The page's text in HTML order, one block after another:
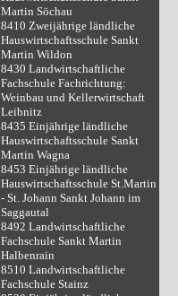
Martin Söchau
8410 Zweijährige ländliche
Hauswirtschaftsschule Sankt
Martin Wildon
8430 Landwirtschaftliche
Fachschule Fachrichtung:
Weinbau und Kellerwirtschaft
Leibnitz
8435 Einjährige ländliche
Hauswirtschaftsschule Sankt
Martin Wagna
8453 Einjährige ländliche
Hauswirtschaftsschule St.Martin
- St. Johann Sankt Johann im
Saggautal
8492 Landwirtschaftliche
Fachschule Sankt Martin
Halbenrain
8510 Landwirtschaftliche
Fachschule Stainz